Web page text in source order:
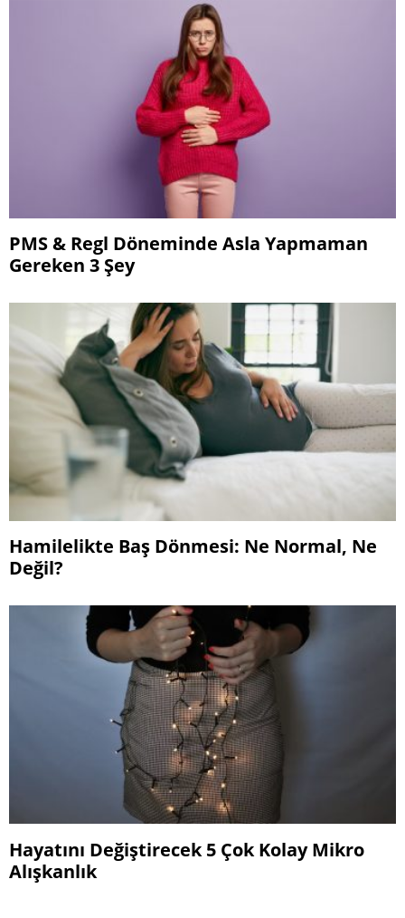
PMS & Regl Döneminde Asla Yapmaman
Gereken 3 Şey
Hamilelikte Baş Dönmesi: Ne Normal, Ne
Değil?
Hayatını Değiştirecek 5 Çok Kolay Mikro
Alışkanlık